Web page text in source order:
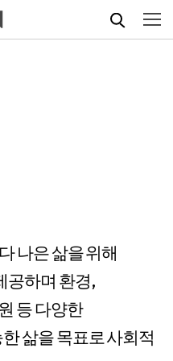
나은 삶을 위해
공하며 환경,
등 다양한
삶을 목표로 사회적